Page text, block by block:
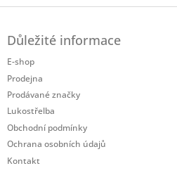
Důležité informace
E-shop
Prodejna
Prodávané značky
Lukostřelba
Obchodní podmínky
Ochrana osobních údajů
Kontakt